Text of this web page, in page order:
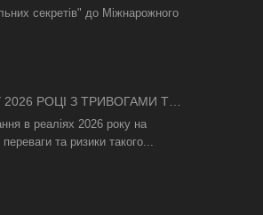
секретів" до Міжнарожного
РОЦІ З ТРИВОГАМИ ТА
ФОРМАТ РЯТУЄ
в реаліях 2026 року на
та ризики такого...